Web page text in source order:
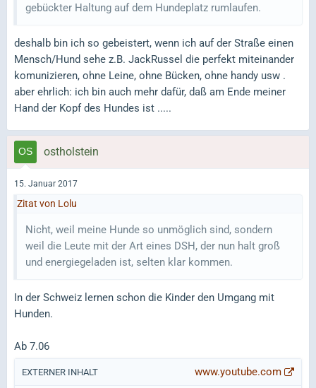
gebückter Haltung auf dem Hundeplatz rumlaufen.
deshalb bin ich so gebeistert, wenn ich auf der Straße einen
Mensch/Hund sehe z.B. JackRussel die perfekt miteinander
komunizieren, ohne Leine, ohne Bücken, ohne handy usw .
aber ehrlich: ich bin auch mehr dafür, daß am Ende meiner
Hand der Kopf des Hundes ist .....
ostholstein
15. Januar 2017
Zitat von Lolu
Nicht, weil meine Hunde so unmöglich sind, sondern
weil die Leute mit der Art eines DSH, der nun halt groß
und energiegeladen ist, selten klar kommen.
In der Schweiz lernen schon die Kinder den Umgang mit
Hunden.
Ab 7.06
EXTERNER INHALT www.youtube.com